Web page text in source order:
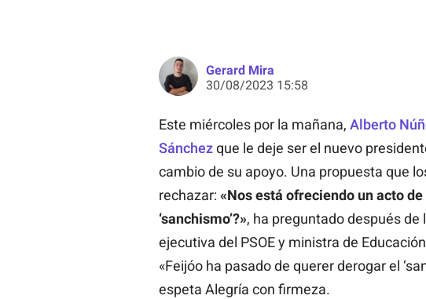
Gerard Mira
30/08/2023 15:58
Este miércoles por la mañana, Alberto
Sánchezque le deje ser el nuevo
cambio de su apoyo. Una propuesta que
rechazar: «Nos está ofreciendo un acto
‘sanchismo’?», ha preguntado después de
ejecutiva del PSOE y ministra de
«Feijóo ha pasado de querer derogar el
espeta Alegría con firmeza.